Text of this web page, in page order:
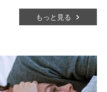
もっと見る